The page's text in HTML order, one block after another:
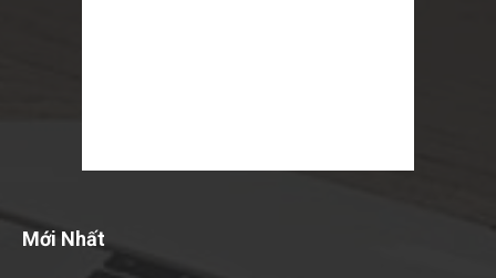
Mới Nhất